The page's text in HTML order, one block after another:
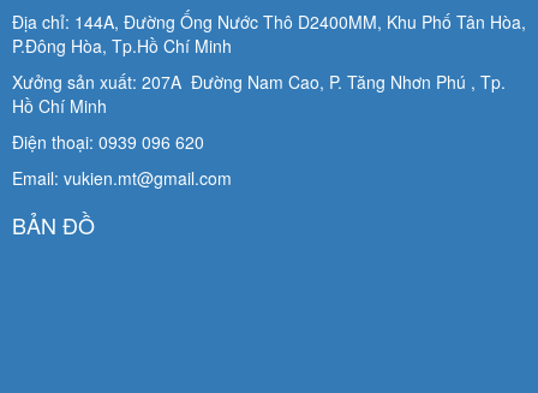
Địa chỉ: 144A, Đường Ống Nước Thô D2400MM, Khu Phố Tân Hòa,
P.Đông Hòa, Tp.Hồ Chí Minh
Xưởng sản xuất: 207A Đường Nam Cao, P. Tăng Nhơn Phú , Tp.
Hồ Chí Minh
Điện thoại: 0939 096 620
Email: vukien.mt@gmail.com
BẢN ĐỒ